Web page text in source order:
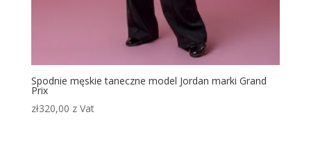
Spodnie męskie taneczne model Jordan marki Grand
Prix
zł320,00 z Vat